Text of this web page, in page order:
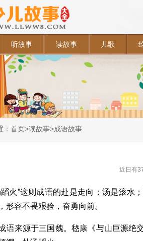
听故事 读故事 儿歌
首页>读故事>成语故事
近日有
蹈火”这则成语的赴是走向；汤是滚水
形容不畏艰验，奋勇向前。
语来源于三国魏。嵇康《与山巨源绝